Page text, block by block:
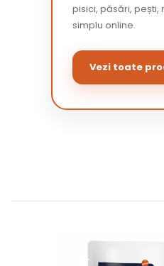
pisici, păsări,
simplu online.
Vezi toate